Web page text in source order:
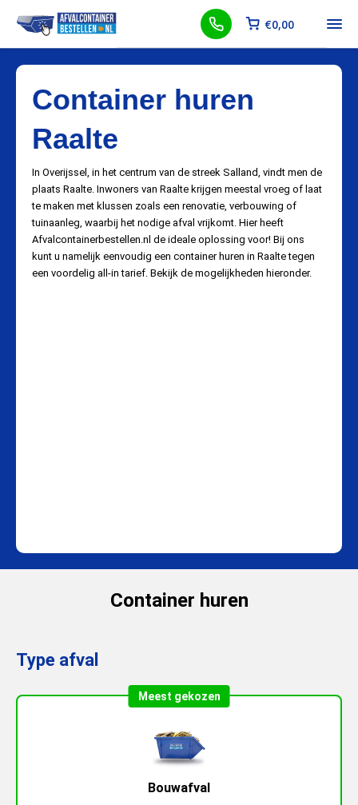
€0,00
Container huren
Raalte
In Overijssel, in het centrum van de streek Salland, vindt men de
plaats Raalte. Inwoners van Raalte krijgen meestal vroeg of laat
te maken met klussen zoals een renovatie, verbouwing of
tuinaanleg, waarbij het nodige afval vrijkomt. Hier heeft
Afvalcontainerbestellen.nl de ideale oplossing voor! Bij ons
kunt u namelijk eenvoudig een container huren in Raalte tegen
een voordelig all-in tarief. Bekijk de mogelijkheden hieronder.
Container huren
Type afval
Meest gekozen
Bouwafval